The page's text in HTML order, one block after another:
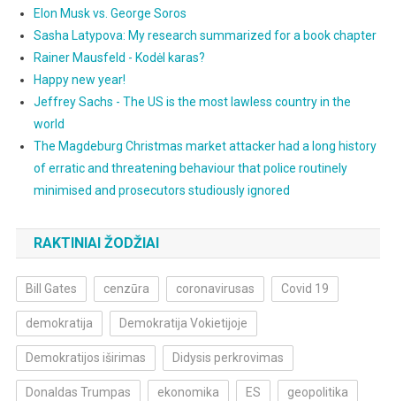
Elon Musk vs. George Soros
Sasha Latypova: My research summarized for a book chapter
Rainer Mausfeld - Kodėl karas?
Happy new year!
Jeffrey Sachs - The US is the most lawless country in the
world
The Magdeburg Christmas market attacker had a long history
of erratic and threatening behaviour that police routinely
minimised and prosecutors studiously ignored
RAKTINIAI ŽODŽIAI
Bill Gates cenzūra coronavirusas Covid 19
demokratija Demokratija Vokietijoje
Demokratijos iširimas Didysis perkrovimas
Donaldas Trumpas ekonomika ES geopolitika